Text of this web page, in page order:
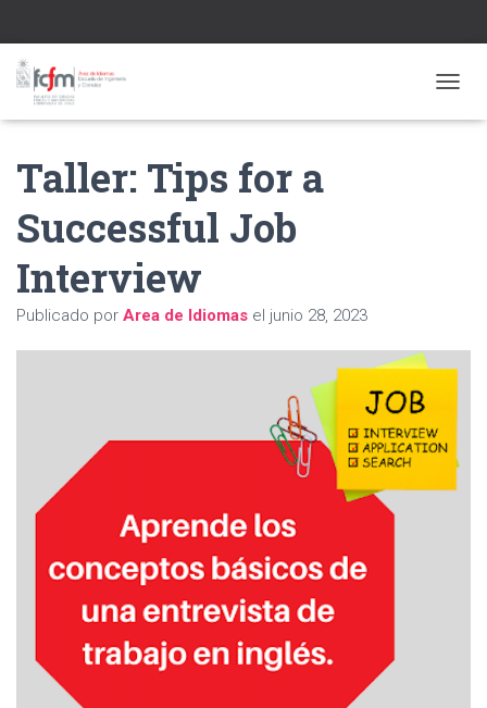
Taller: Tips for a
Successful Job
Interview
Publicado por Area de Idiomas el junio 28, 2023